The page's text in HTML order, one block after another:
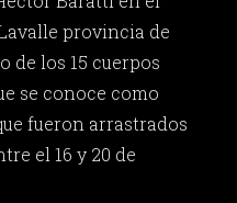
provincia de
de los 15 cuerpos
se conoce como
fueron arrastrados
el 16 y 20 de